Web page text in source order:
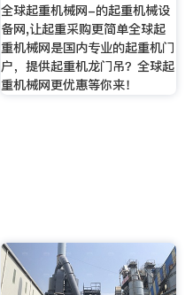
全球起重机械网-的起重机械设
备网,让起重采购更简单全球起
重机械网是国内专业的起重机门
户，提供起重机龙门吊？全球起
重机械网更优惠等你来！